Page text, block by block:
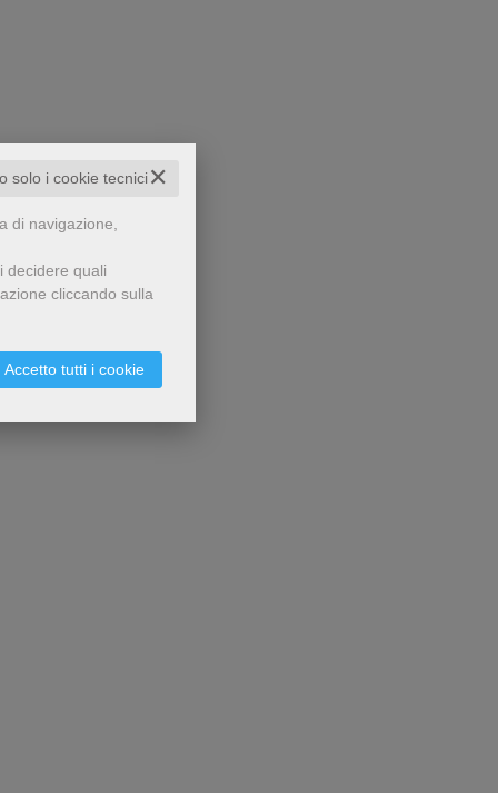
✕
solo i cookie tecnici
di navigazione,
decidere quali
cliccando sulla
Accetto tutti i cookie